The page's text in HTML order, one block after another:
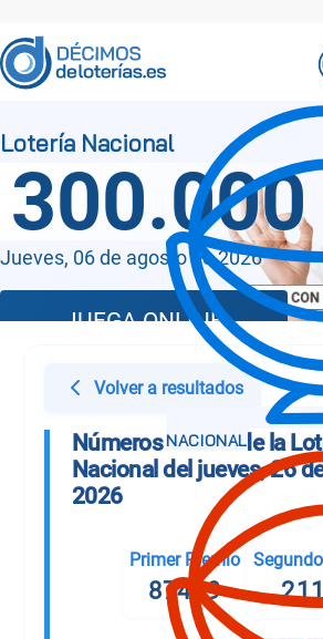
Volver a resultados
Números Sorteo de la
Nacional del jueves, 26
2026
Primer Premio
87489
Jueves, 06 de agosto de 2026
JUEGA ONLINE